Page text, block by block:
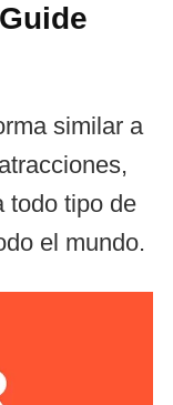
similar a
todo tipo de
el mundo.